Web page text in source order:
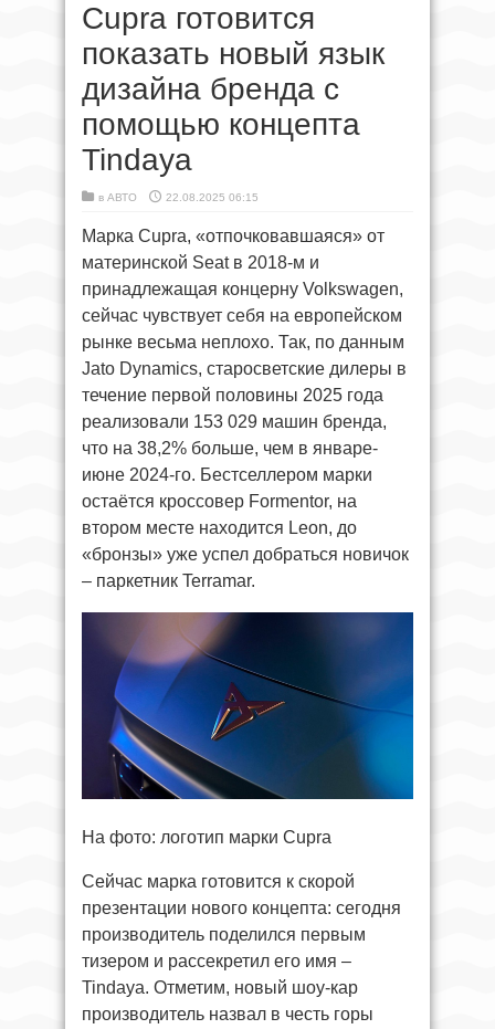
Cupra готовится
показать новый язык
дизайна бренда с
помощью концепта
Tindaya
в АВТО 22.08.2025 06:15
Марка Cupra, «отпочковавшаяся» от
материнской Seat в 2018-м и
принадлежащая концерну Volkswagen,
сейчас чувствует себя на европейском
рынке весьма неплохо. Так, по данным
Jato Dynamics, cтаросветские дилеры в
течение первой половины 2025 года
реализовали 153 029 машин бренда,
что на 38,2% больше, чем в январе-
июне 2024-го. Бестселлером марки
остаётся кроссовер Formentor, на
втором месте находится Leon, до
«бронзы» уже успел добраться новичок
– паркетник Terramar.
На фото: логотип марки Cupra
Сейчас марка готовится к скорой
презентации нового концепта: сегодня
производитель поделился первым
тизером и рассекретил его имя –
Tindaya. Отметим, новый шоу-кар
производитель назвал в честь горы